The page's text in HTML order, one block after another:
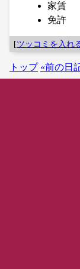
家賃
免許
[ツッコミを入れ
トップ «前の日